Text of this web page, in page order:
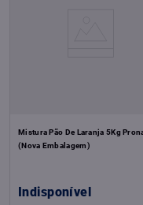
Mistura Pão De Laranja 5Kg
(Nova Embalagem)
Indisponível